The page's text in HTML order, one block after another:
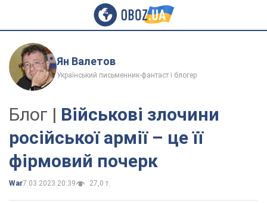
Ян Валетов
Український письменник-фантаст і блогер
Блог | Військові злочини
російської армії – це її
фірмовий почерк
War7.03.2023 20:39 27,0 т.